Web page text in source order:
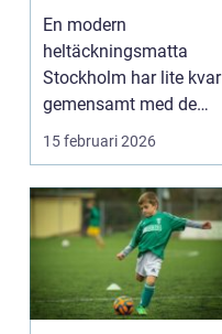
hem och kontor
En modern
heltäckningsmatta
Stockholm har lite kvar
gemensamt med de
platta, trista varianter
15 februari 2026